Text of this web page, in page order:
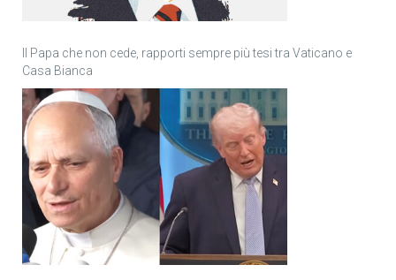
Il Papa che non cede, rapporti sempre più tesi tra Vaticano e
Casa Bianca